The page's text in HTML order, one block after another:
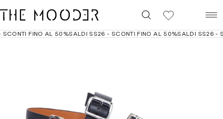
FINO AL 50% SALDI SS26 - SCONTI FINO AL 50%SALDI SS26 -